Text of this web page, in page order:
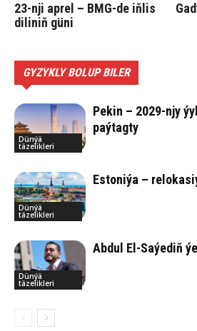
23-nji aprel – BMG-de iňlis
diliniň güni
GYZYKLY BOLUP BILER
Dünýä
täzelikleri
Pekin – 2029-njy
paýtagty
Dünýä
täzelikleri
Estoniýa –
Dünýä
täzelikleri
Abdul El-Saýediň